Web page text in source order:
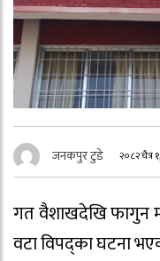
जनकपुर टुडे २०८२ चैत्र
गत वैशाखदेखि फागुन
वटा विपद्का घटना